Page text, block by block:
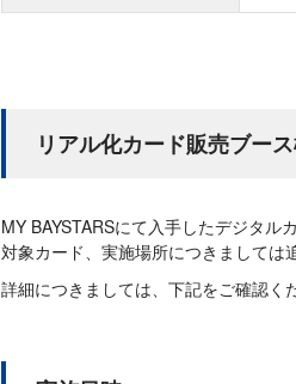
リアル化カード販売ブー
MY BAYSTARSにて入手したデジタル
対象カード、実施場所につきましては
詳細につきましては、下記をご確認く